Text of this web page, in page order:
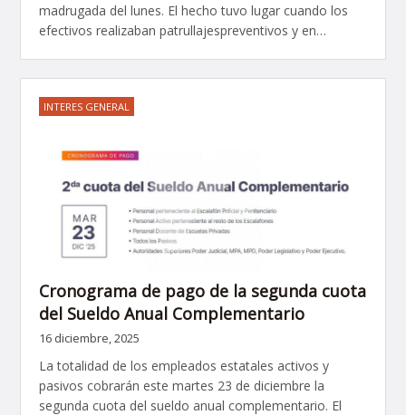
madrugada del lunes. El hecho tuvo lugar cuando los
efectivos realizaban patrullajespreventivos y en…
INTERES GENERAL
Cronograma de pago de la segunda cuota
del Sueldo Anual Complementario
16 diciembre, 2025
La totalidad de los empleados estatales activos y
pasivos cobrarán este martes 23 de diciembre la
segunda cuota del sueldo anual complementario. El